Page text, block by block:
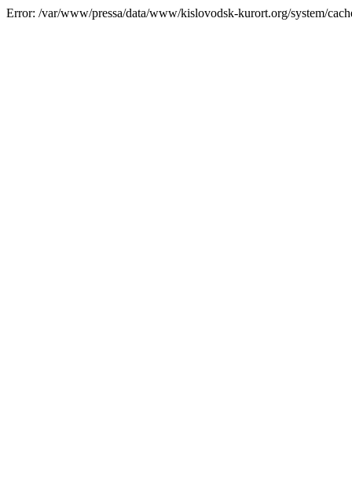
Error: /var/www/pressa/data/www/kislovodsk-kurort.org/system/